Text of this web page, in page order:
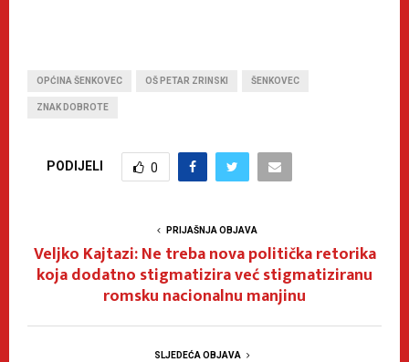
OPĆINA ŠENKOVEC OŠ PETAR ZRINSKI ŠENKOVEC
ZNAK DOBROTE
PODIJELI 0
PRIJAŠNJA OBJAVA
Veljko Kajtazi: Ne treba nova politička retorika
koja dodatno stigmatizira već stigmatiziranu
romsku nacionalnu manjinu
SLJEDEĆA OBJAVA